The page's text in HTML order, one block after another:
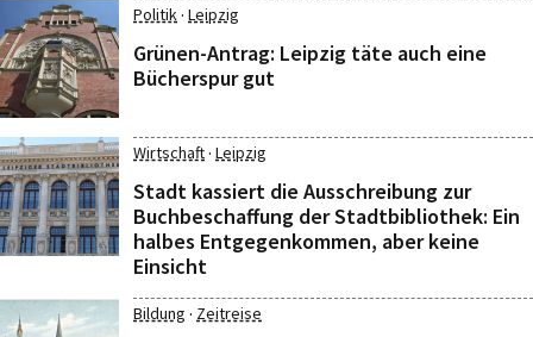
Politik· Leipzig
Grünen-Antrag: Leipzig täte auch eine
Bücherspur gut
Wirtschaft· Leipzig
Stadt kassiert die Ausschreibung zur
Buchbeschaffung der Stadtbibliothek: Ein
halbes Entgegenkommen, aber keine
Einsicht
Bildung · Zeitreise